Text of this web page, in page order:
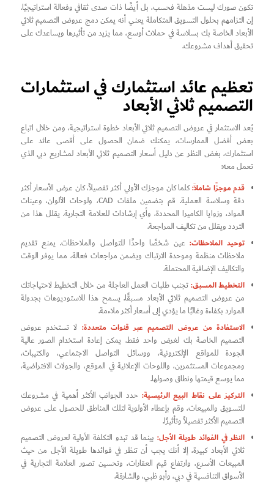
تكون صورك ليست مذهلة فحسب، بل أيضًا ذات صدى ثقافي وفعالة استراتيجيًا.
إن التزامهم بحلول التسويق المتكاملة يعني أنه يمكن دمج عروض التصميم ثلاثي
الأبعاد الخاصة بك بسلاسة في حملات أوسع، مما يزيد من تأثيرها ويساعدك على
تحقيق أهداف مشروعك.
تعظيم عائد استثمارك في استثمارات
التصميم ثلاثي الأبعاد
يُعد الاستثمار في عروض التصميم ثلاثي الأبعاد خطوة استراتيجية، ومن خلال اتباع
بعض أفضل الممارسات، يمكنك ضمان الحصول على أقصى عائد على
استثمارك، بغض النظر عن دليل أسعار التصميم ثلاثي الأبعاد لمشاريع دبي الذي
تعمل معه:
قدم موجزًا شاملاً:كلما كان موجزك الأولي أكثر تفصيلاً، كان عرض الأسعار أكثر
دقة وسلاسة العملية. قم بتضمين ملفات CAD، ولوحات الألوان، وعينات
المواد، وزوايا الكاميرا المحددة، وأي إرشادات للعلامة التجارية. يقلل هذا من
التردد ويقلل من تكاليف المراجعة.
توحيد الملاحظات:عين شخصًا واحدًا للتواصل والملاحظات. يمنع تقديم
ملاحظات منظمة وموحدة الارتباك ويضمن مراجعات فعالة، مما يوفر الوقت
والتكاليف الإضافية المحتملة.
التخطيط المسبق:تجنب طلبات العمل العاجلة من خلال التخطيط لاحتياجاتك
من عروض التصميم ثلاثي الأبعاد مسبقًا. يسمح هذا للاستوديوهات بجدولة
الموارد بكفاءة وغالبًا ما يؤدي إلى أسعار أكثر ملاءمة.
الاستفادة من عروض التصميم عبر قنوات متعددة: لا تستخدم عروض
التصميم الخاصة بك لغرض واحد فقط. يمكن إعادة استخدام الصور عالية
الجودة للمواقع الإلكترونية، ووسائل التواصل الاجتماعي، والكتيبات،
ومجموعات المستثمرين، واللوحات الإعلانية في الموقع، والجولات الافتراضية،
مما يوسع قيمتها ونطاق وصولها.
التركيز على نقاط البيع الرئيسية: حدد الجوانب الأكثر أهمية في مشروعك
للتسويق والمبيعات، وقم بإعطاء الأولوية لتلك المناطق للحصول على عروض
التصميم الأكثر تفصيلاً وتأثيرًا.
النظر في الفوائد طويلة الأجل:بينما قد تبدو التكلفة الأولية لعروض التصميم
ثلاثي الأبعاد كبيرة، إلا أنك يجب أن تنظر في فوائدها طويلة الأجل من حيث
المبيعات الأسرع، وارتفاع قيم العقارات، وتحسين تصور العلامة التجارية في
الأسواق التنافسية في دبي، وأبو ظبي، والشارقة.